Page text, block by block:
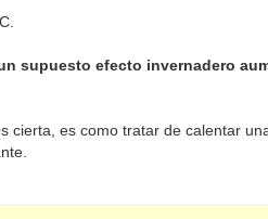
supuesto efecto invernadero
cierta, es como tratar de calentar